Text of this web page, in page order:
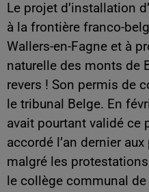
Le projet d’installation
à la frontière franco-
Wallers-en-Fagne et à
naturelle des monts de
revers ! Son permis de
le tribunal Belge. En
avait pourtant validé ce
accordé l’an dernier
malgré les
le collège communal